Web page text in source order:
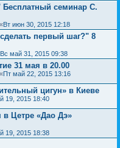
семинар С.
«Вт июн 30, 2015 12:18
первый шаг?" 8
Вс май 31, 2015 09:38
31 мая в 20.00
«Пт май 22, 2015 13:16
цигун» в Киеве
19, 2015 18:40
Цетре «Дао Дэ»
19, 2015 18:38